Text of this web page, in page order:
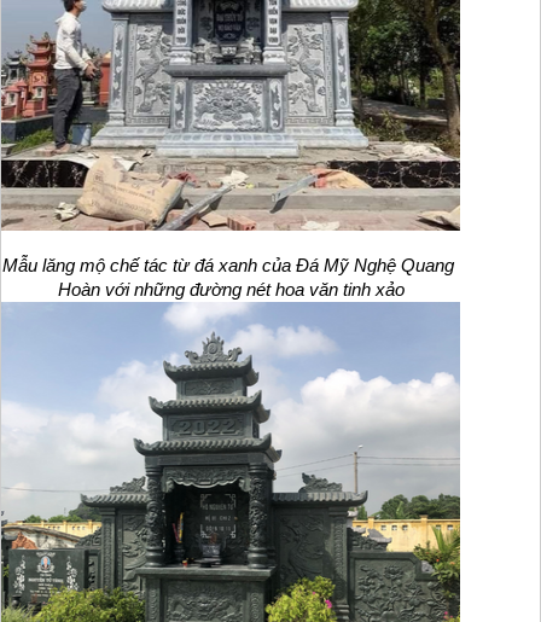
Mẫu lăng mộ chế tác từ đá xanh của Đá Mỹ Nghệ Quang
Hoàn với những đường nét hoa văn tinh xảo